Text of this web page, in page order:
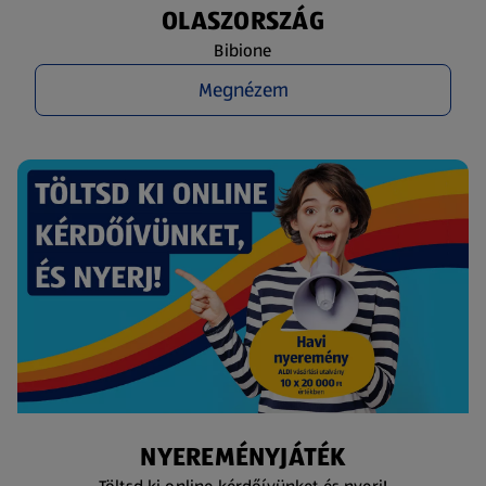
OLASZORSZÁG
Bibione
Megnézem
NYEREMÉNYJÁTÉK